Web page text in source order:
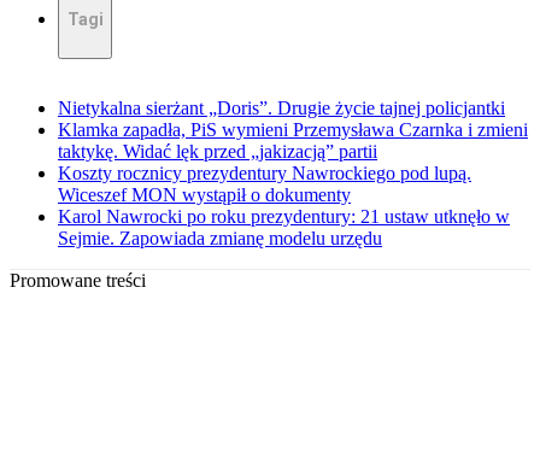
Tagi
Nietykalna sierżant „Doris”. Drugie życie tajnej policjantki
Klamka zapadła, PiS wymieni Przemysława Czarnka i zmieni
taktykę. Widać lęk przed „jakizacją” partii
Koszty rocznicy prezydentury Nawrockiego pod lupą.
Wiceszef MON wystąpił o dokumenty
Karol Nawrocki po roku prezydentury: 21 ustaw utknęło w
Sejmie. Zapowiada zmianę modelu urzędu
Promowane treści